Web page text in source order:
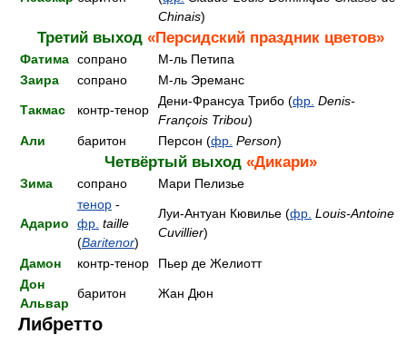
Chinais)
Третий выход «Персидский праздник цветов»
Фатима сопрано
М-ль Петипа
Заира
сопрано М-ль Эреманс
Такмас контр-тенор
Дени-Франсуа Трибо (фр. Denis-
François Tribou)
Али
баритон Персон (фр. Person)
Четвёртый выход «Дикари»
Зима сопрано Мари Пелизье
Адарио
тенор -
фр. taille
(Baritenor)
Луи-Антуан Кювилье (фр. Louis-Antoine
Cuvillier)
Дамон контр-тенор
Пьер де Желиотт
Дон
Альвар
баритон Жан Дюн
Либретто